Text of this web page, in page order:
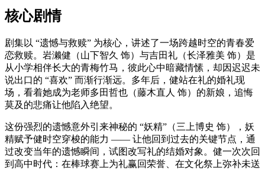
核心剧情
剧集以 “遗憾与救赎” 为核心，讲述了一场跨越时空的青春爱
恋救赎。岩濑健（山下智久 饰）与吉田礼（长泽雅美 饰）是
从小学相伴长大的青梅竹马，彼此心中暗藏情愫，却因迟迟未
说出口的 “喜欢” 而渐行渐远。多年后，健站在礼的婚礼现
场，看着她成为老师多田哲也（藤木直人 饰）的新娘，追悔
莫及的悲痛让他陷入绝望。
这份强烈的遗憾意外引来神秘的 “妖精”（三上博史 饰），妖
精赋予健时空穿梭的能力 —— 让他回到过去的关键节点，通
过改变当年的遗憾瞬间，试图改写礼的结婚对象。健一次次回
到高中时代：在棒球赛上为礼赢回荣誉、在文化祭上弥补未送